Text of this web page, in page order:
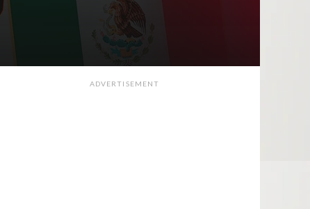
ADVERTISEMENT